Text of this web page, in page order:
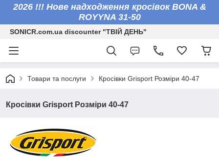
2026 !!! Нове надходження кросівок BONA &
ROYYNA 31-50
SONICR.com.ua discounter "ТВІЙ ДЕНЬ"
Товари та послуги Кросівки Grisport Розміри 40-47
Кросівки Grisport Розміри 40-47